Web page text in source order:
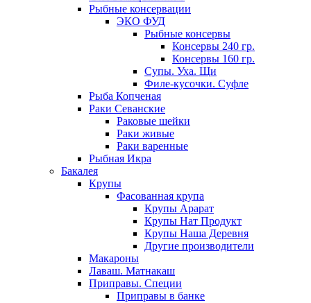
Рыбные консервации
ЭКО ФУД
Рыбные консервы
Консервы 240 гр.
Консервы 160 гр.
Супы. Уха. Щи
Филе-кусочки. Суфле
Рыба Копченая
Раки Севанские
Раковые шейки
Раки живые
Раки варенные
Рыбная Икра
Бакалея
Крупы
Фасованная крупа
Крупы Арарат
Крупы Нат Продукт
Крупы Наша Деревня
Другие производители
Макароны
Лаваш. Матнакаш
Приправы. Специи
Приправы в банке